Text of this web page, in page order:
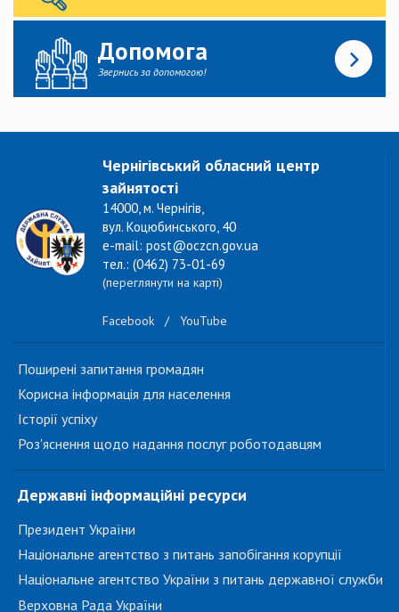
Допомога
Звернись за допомогою!
Чернігівський обласний центр
зайнятості
14000, м. Чернігів,
вул. Коцюбинського, 40
e-mail: post@oczcn.gov.ua
тел.: (0462) 73-01-69
(переглянути на карті)
Facebook / YouTube
Поширені запитання громадян
Корисна інформація для населення
Історії успіху
Роз'яснення щодо надання послуг роботодавцям
Державні інформаційні ресурси
Президент України
Національне агентство з питань запобігання корупції
Національне агентство України з питань державної служби
Верховна Рада України